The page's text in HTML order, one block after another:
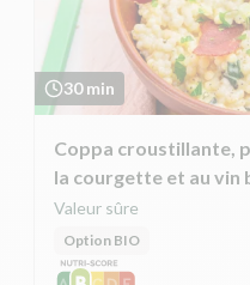
30 min
Coppa croustillante,
la courgette et au vin
Valeur sûre
Option BIO